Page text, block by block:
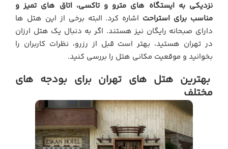
نزدیکی به ایستگاه های مترو و تاکسی، اتاق های تمیز و
مناسب برای استراحت اشاره کرد. البته برخی از این هتل ها
دارای صبحانه رایگان نیز هستند. اگر به دنبال یک هتل ارزان
در تهران هستید، بهتر است قبل از رزرو، نظرات کاربران را
بخوانید و موقعیت مکانی هتل را بررسی کنید.
بهترین هتل های تهران برای بودجه های
مختلف